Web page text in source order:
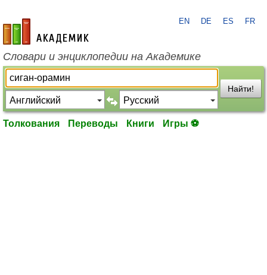
academic.ru
EN DE ES FR
Словари и энциклопедии на Академике
Найти!
Толкования Переводы Книги Игры ⚽